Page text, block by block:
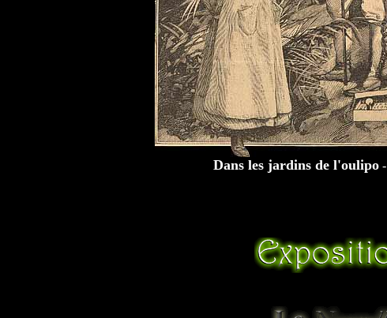
Dans les jardins de l'oulipo-